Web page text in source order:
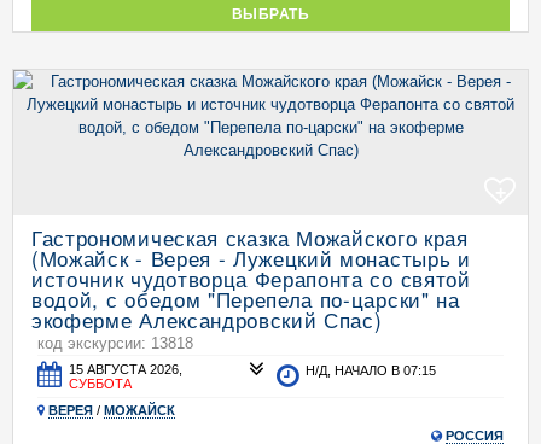
ВЫБРАТЬ
Гастрономическая сказка Можайского края
(Можайск - Верея - Лужецкий монастырь и
источник чудотворца Ферапонта со святой
водой, с обедом "Перепела по-царски" на
экоферме Александровский Спас)
код экскурсии: 13818
15 АВГУСТА 2026,
СУББОТА
Н/Д, НАЧАЛО В 07:15
ВЕРЕЯ / МОЖАЙСК
РОССИЯ